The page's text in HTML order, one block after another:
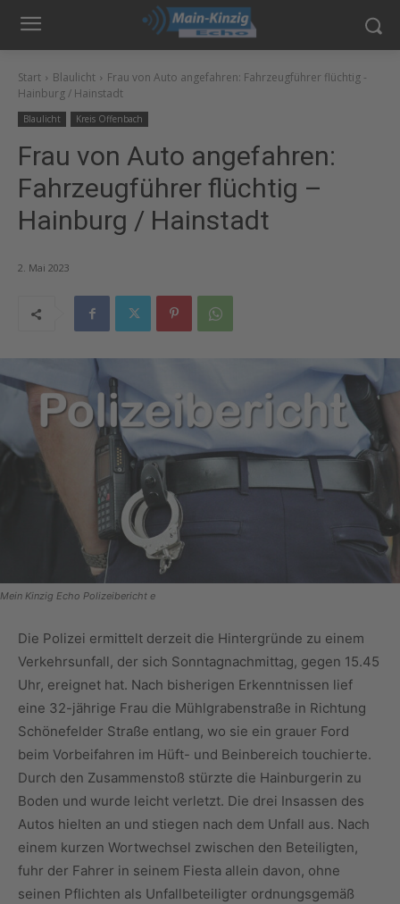
Start Blaulicht
Frau von Auto angefahren: Fahrzeugführer flüchtig -
Hainburg / Hainstadt
Blaulicht Kreis Offenbach
Frau von Auto angefahren:
Fahrzeugführer flüchtig –
Hainburg / Hainstadt
2. Mai 2023
Mein Kinzig Echo Polizeibericht e
Die Polizei ermittelt derzeit die Hintergründe zu einem
Verkehrsunfall, der sich Sonntagnachmittag, gegen 15.45
Uhr, ereignet hat. Nach bisherigen Erkenntnissen lief
eine 32-jährige Frau die Mühlgrabenstraße in Richtung
Schönefelder Straße entlang, wo sie ein grauer Ford
beim Vorbeifahren im Hüft- und Beinbereich touchierte.
Durch den Zusammenstoß stürzte die Hainburgerin zu
Boden und wurde leicht verletzt. Die drei Insassen des
Autos hielten an und stiegen nach dem Unfall aus. Nach
einem kurzen Wortwechsel zwischen den Beteiligten,
fuhr der Fahrer in seinem Fiesta allein davon, ohne
seinen Pflichten als Unfallbeteiligter ordnungsgemäß